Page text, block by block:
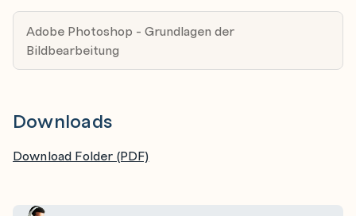
Adobe Photoshop - Grundlagen der
Bildbearbeitung
Downloads
Download Folder (PDF)